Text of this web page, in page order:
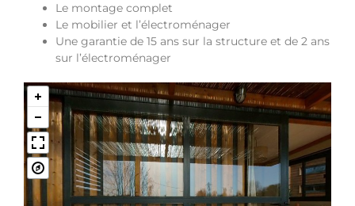
Le montage complet
Le mobilier et l’électroménager
Une garantie de 15 ans sur la structure et de 2 ans
sur l’électroménager